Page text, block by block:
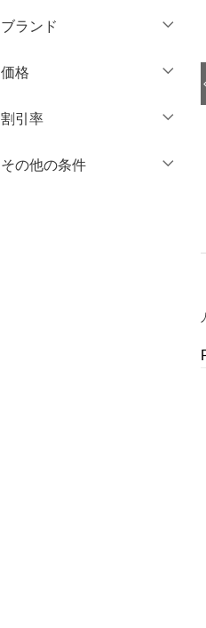
財布・ポーチ・ケース
帽子
ヘアアクセサリー
マタニティウェア・ベビ
ー用品
クリア
ブランド
価格
絞り込み
割引率
％OFF～ ％OFF
その他の条件
RNA-N